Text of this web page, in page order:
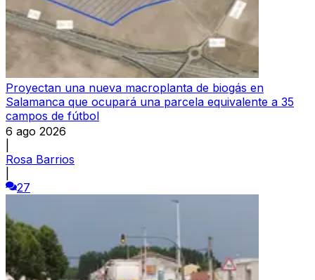
Proyectan una nueva macroplanta de biogás en
Salamanca que ocupará una parcela equivalente a 35
campos de fútbol
6 ago 2026
Rosa Barrios
27